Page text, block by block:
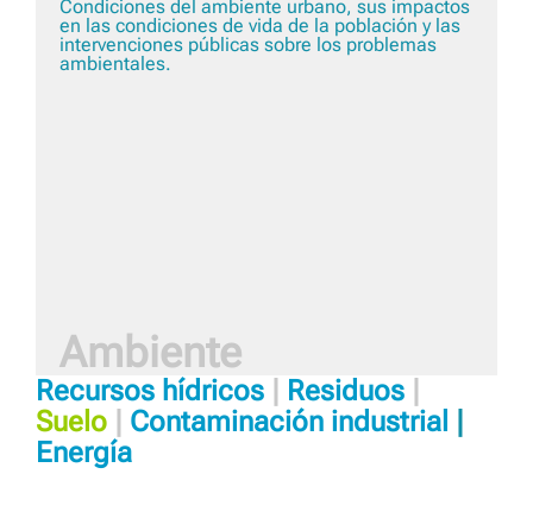
Condiciones del ambiente urbano, sus impactos
en las condiciones de vida de la población y las
intervenciones públicas sobre los problemas
ambientales.
Ambiente
Recursos hídricos Residuos
Suelo
Contaminación industrial
Energía